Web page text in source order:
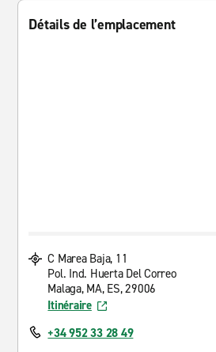
Détails de l’emplacement
C Marea Baja, 11
Pol. Ind. Huerta Del Correo
Malaga, MA, ES, 29006
Itinéraire
+34 952 33 28 49